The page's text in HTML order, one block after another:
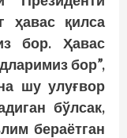
ҳавас қилса
бор. Ҳавас
бор”,
шу улуғвор
бўлсак,
бераётган